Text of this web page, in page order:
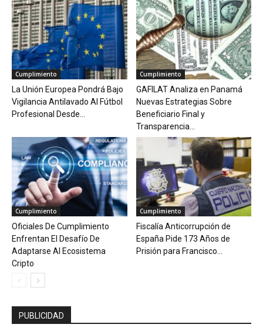
Cumplimiento
La Unión Europea Pondrá Bajo
Vigilancia Antilavado Al Fútbol
Profesional Desde...
Cumplimiento
GAFILAT Analiza en Panamá
Nuevas Estrategias Sobre
Beneficiario Final y
Transparencia...
Cumplimiento
Oficiales De Cumplimiento
Enfrentan El Desafío De
Adaptarse Al Ecosistema
Cripto
Cumplimiento
Fiscalía Anticorrupción de
España Pide 173 Años de
Prisión para Francisco...
PUBLICIDAD